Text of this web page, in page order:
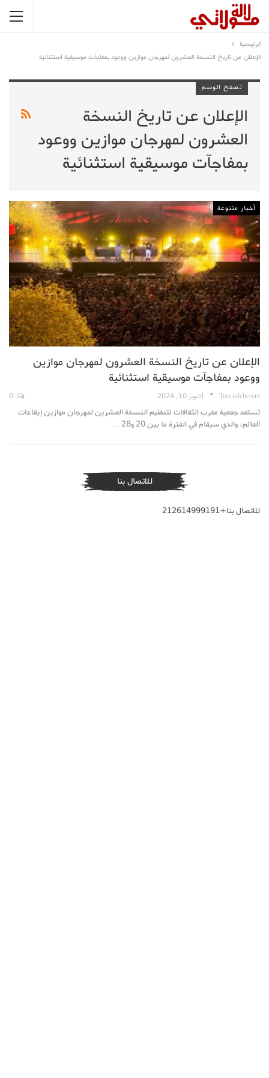
الرئيسية
الإعلان عن تاريخ النسخة العشرون لمهرجان موازين ووعود بمفاجآت موسيقية استثنائية
تصفح الوسم
الإعلان عن تاريخ النسخة
العشرون لمهرجان موازين ووعود
بمفاجآت موسيقية استثنائية
أخبار متنوعة
الإعلان عن تاريخ النسخة العشرون لمهرجان موازين
ووعود بمفاجآت موسيقية استثنائية
TouriaIcherem أكتوبر 10, 2024
تستعد جمعية مغرب الثقافات لتنظيم النسخة العشرين لمهرجان موازين إيقاعات
العالم، والذي سيقام في الفترة ما بين 20 و28…
للاتصال بنا
للاتصال بنا+212614999191